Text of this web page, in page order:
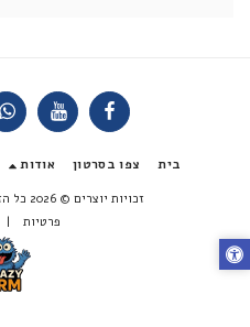
בית צפו בסרטון אודות
זכויות יוצרים © 2026 כל הזכויות שמורות -
פרטיות |